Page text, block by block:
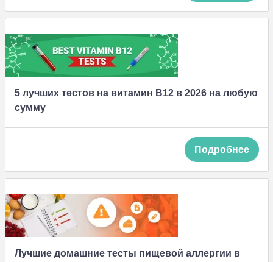
5 лучших тестов на витамин В12 в 2026 на любую
сумму
Подробнее
Лучшие домашние тесты пищевой аллергии в